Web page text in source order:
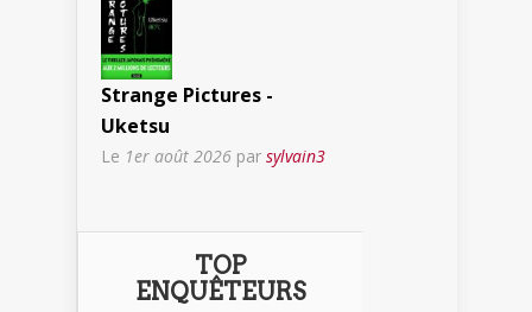
Strange Pictures -
Uketsu
Le 1er août 2026 par sylvain3
TOP
ENQUÊTEURS